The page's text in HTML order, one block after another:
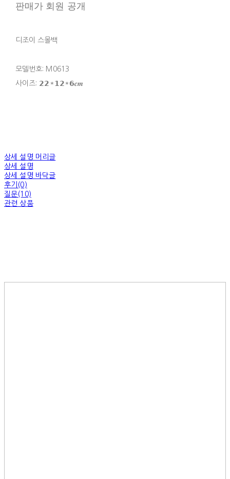
판매가 회원 공개
디조이 스몰백
모델번호: M0613
사이즈: 𝟮𝟮*𝟭𝟮*𝟲𝒄𝒎
상세 설명 머리글
상세 설명
상세 설명 바닥글
후기(0)
질문(10)
관련 상품